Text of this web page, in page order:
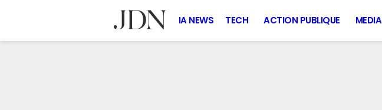
IA NEWS TECH ACTION PUBLIQUE MEDIA